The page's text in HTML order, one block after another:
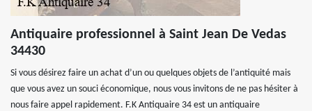
Antiquaire professionnel à Saint Jean De Vedas
34430
Si vous désirez faire un achat d’un ou quelques objets de l’antiquité mais
que vous avez un souci économique, nous vous invitons de ne pas hésiter à
nous faire appel rapidement. F.K Antiquaire 34 est un antiquaire